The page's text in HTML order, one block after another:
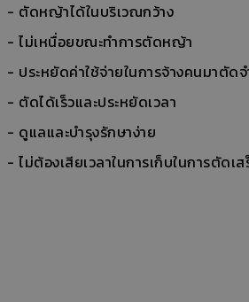
- ตัดหญ้าได้ในบริเวณกว้าง
- ไม่เหนื่อยขณะทำการตัดหญ้า
- ประหยัดค่าใช้จ่ายในการจ้างคนมาตัด
- ตัดได้เร็วและประหยัดเวลา
- ดูแลและบำรุงรักษาง่าย
- ไม่ต้องเสียเวลาในการเก็บในการตัดเส